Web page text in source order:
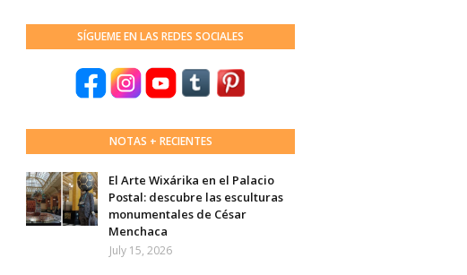
SÍGUEME EN LAS REDES SOCIALES
NOTAS + RECIENTES
El Arte Wixárika en el Palacio
Postal: descubre las esculturas
monumentales de César
Menchaca
July 15, 2026